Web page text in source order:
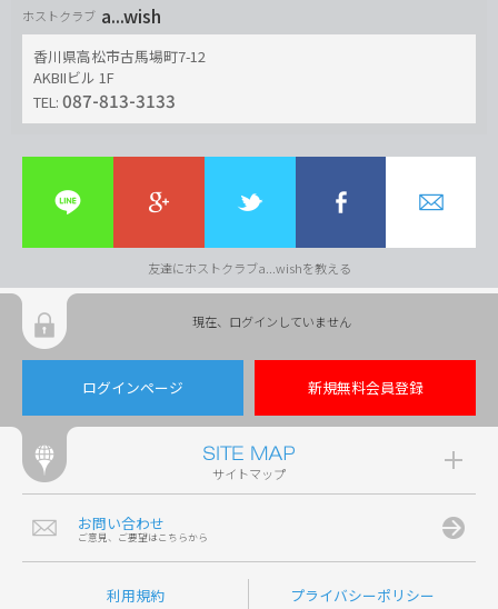
ホストクラブ a...wish
香川県高松市古馬場町7-12
AKBIIビル 1F
TEL: 087-813-3133
友達にホストクラブa...wishを教える
現在、ログインしていません
ログインページ 新規無料会員登録
サイトマップ
お問い合わせ
ご意見、ご要望はこちらから
利用規約 プライバシーポリシー